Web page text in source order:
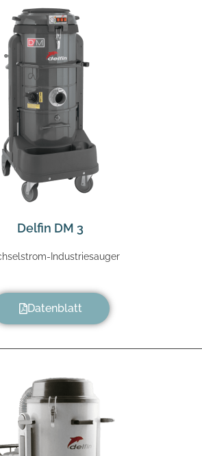
Delfin DM 3
Industriesauger
Datenblatt